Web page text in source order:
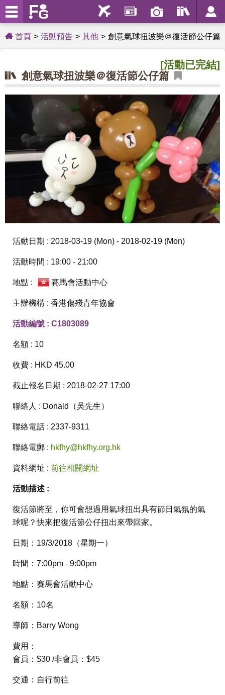
首頁 活動預告 其他 創意氣球扭波樂＠復活節公仔篇
[活動已完結]
創意氣球扭波樂＠復活節公仔篇
活動日期 : 2018-03-19 (Mon) - 2018-02-19 (Mon)
活動時間 : 19:00 - 21:00
地點 : 賽馬會活動中心
主辦機構 : 香港傷殘青年協會
活動編號 : C1803089
名額 : 10
收費 : HKD 45.00
截止報名日期 : 2018-02-27 17:00
聯絡人 : Donald（吳先生）
聯絡電話 : 2337-9311
聯絡電郵 : hkfhy@hkfhy.org.hk
資料網址 : 前往相關網址
活動描述 :
復活節將至，你可會想過用氣球扭出具有節日氣氛的氣
球呢？快來把復活節公仔扭出來帶回家。
日期：19/3/2018（星期一）
時間：7:00pm - 9:00pm
地點：賽馬會活動中心
名額：10名
導師：Barry Wong
費用：
會員：$30 /非會員：$45
交通：自行前往